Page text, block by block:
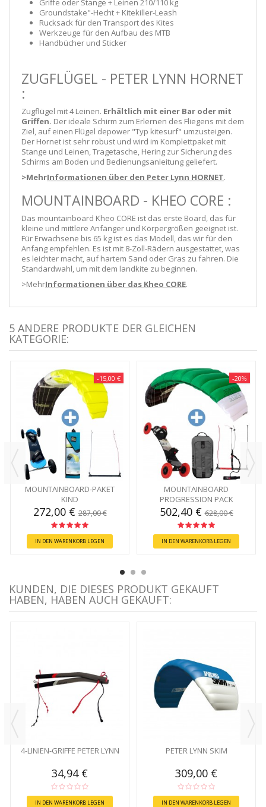
Griffe oder Stange + Leinen 210/110 kg
Groundstake"-Hecht + Kitekiller-Leash
Rucksack für den Transport des Kites
Werkzeuge für den Aufbau des MTB
Handbücher und Sticker
ZUGFLÜGEL - PETER LYNN HORNET
:
Zugflügel mit 4 Leinen. Erhältlich mit einer Bar oder mit
Griffen. Der ideale Schirm zum Erlernen des Fliegens mit dem
Ziel, auf einen Flügel depower "Typ kitesurf" umzusteigen.
Der Hornet ist sehr robust und wird im Komplettpaket mit
Stange und Leinen, Tragetasche, Hering zur Sicherung des
Schirms am Boden und Bedienungsanleitung geliefert.
>MehrInformationen über den Peter Lynn HORNET.
MOUNTAINBOARD - KHEO CORE :
Das mountainboard Kheo CORE ist das erste Board, das für
kleine und mittlere Anfänger und Körpergrößen geeignet ist.
Für Erwachsene bis 65 kg ist es das Modell, das wir für den
Anfang empfehlen. Es ist mit 8-Zoll-Rädern ausgestattet, was
es leichter macht, auf hartem Sand oder Gras zu fahren. Die
Standardwahl, um mit dem landkite zu beginnen.
>MehrInformationen über das Kheo CORE.
5 ANDERE PRODUKTE DER GLEICHEN
KATEGORIE:
-15,00 €
MOUNTAINBOARD-PAKET
KIND
272,00 €287,00 €
IN DEN WARENKORB LEGEN
-20%
MOUNTAINBOARD
PROGRESSION PACK
502,40 €628,00 €
IN DEN WARENKORB LEGEN
KUNDEN, DIE DIESES PRODUKT GEKAUFT
HABEN, HABEN AUCH GEKAUFT:
4-LINIEN-GRIFFE PETER LYNN
34,94 €
IN DEN WARENKORB LEGEN
PETER LYNN SKIM
309,00 €
IN DEN WARENKORB LEGEN